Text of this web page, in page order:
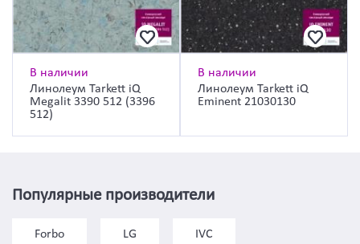
В наличии
Линолеум Tarkett iQ
Megalit 3390 512 (3396
512)
В наличии
Линолеум Tarkett iQ
Eminent 21030130
Популярные производители
Forbo LG IVC